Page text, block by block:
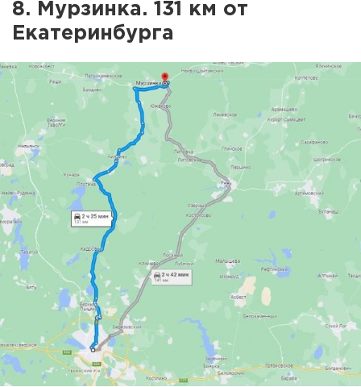
8. Мурзинка. 131 км от
Екатеринбурга